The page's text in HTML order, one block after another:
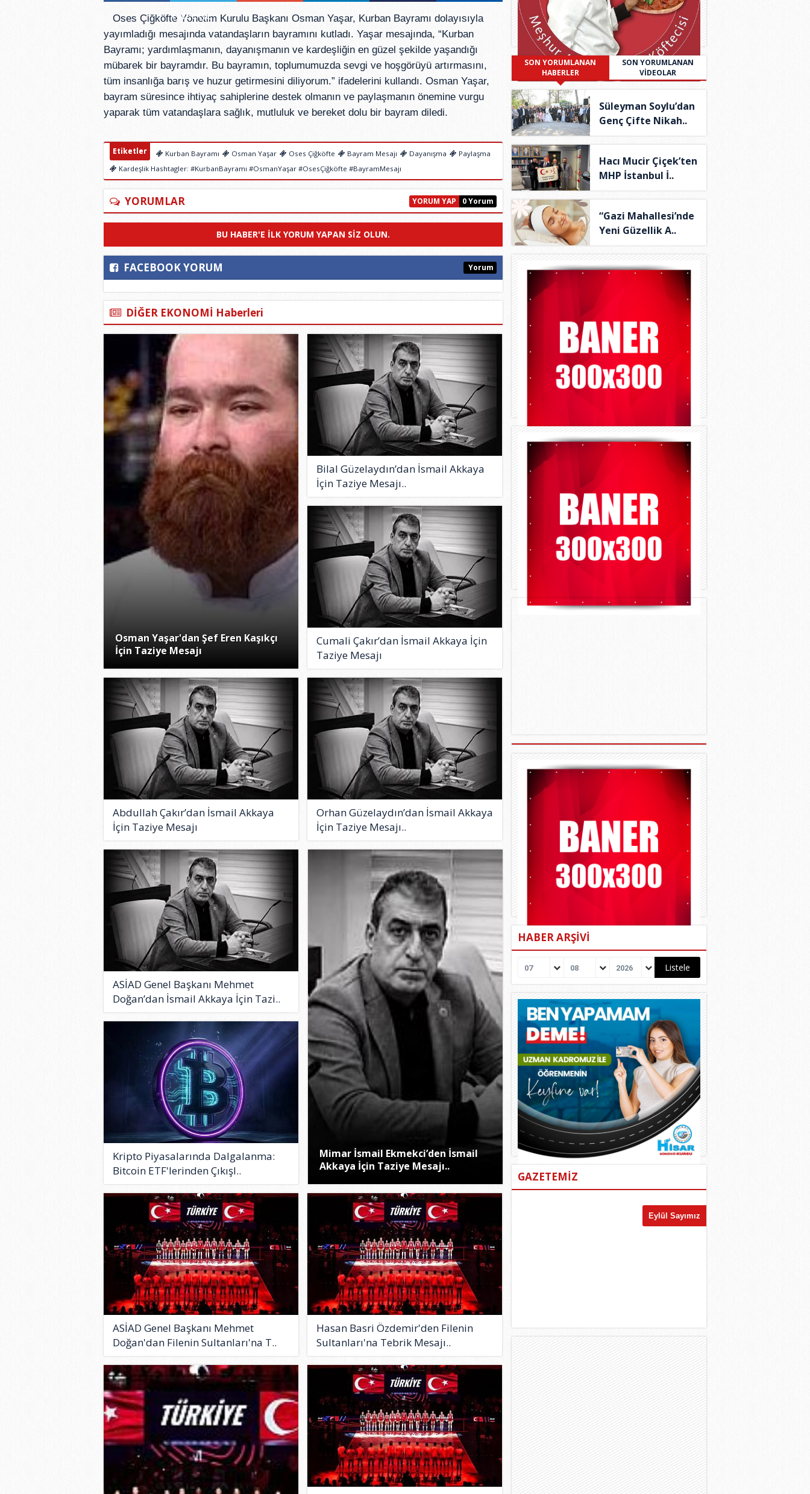
Tweetle
Oses Çiğköfte Yönetim Kurulu Başkanı Osman Yaşar, Kurban Bayramı dolayısıyla
yayımladığı mesajında vatandaşların bayramını kutladı. Yaşar mesajında, “Kurban
Bayramı; yardımlaşmanın, dayanışmanın ve kardeşliğin en güzel şekilde yaşandığı
mübarek bir bayramdır. Bu bayramın, toplumumuzda sevgi ve hoşgörüyü artırmasını,
tüm insanlığa barış ve huzur getirmesini diliyorum.” ifadelerini kullandı. Osman Yaşar,
bayram süresince ihtiyaç sahiplerine destek olmanın ve paylaşmanın önemine vurgu
yaparak tüm vatandaşlara sağlık, mutluluk ve bereket dolu bir bayram diledi.
Etiketler Kurban Bayramı Osman Yaşar Oses Çiğköfte Bayram Mesajı Dayanışma
Paylaşma
Kardeşlik Hashtagler: #KurbanBayramı #OsmanYaşar #OsesÇiğköfte #BayramMesajı
YORUMLAR 0 Yorum
YORUM YAP
BU HABER'E ILK YORUM YAPAN SIZ OLUN.
FACEBOOK YORUM Yorum
DİĞER EKONOMİ Haberleri
Osman Yaşar'dan Şef Eren Kaşıkçı
İçin Taziye Mesajı
Bilal Güzelaydın’dan İsmail Akkaya
İçin Taziye Mesajı..
Cumali Çakır’dan İsmail Akkaya İçin
Taziye Mesajı
Abdullah Çakır’dan İsmail Akkaya
İçin Taziye Mesajı
Orhan Güzelaydın’dan İsmail Akkaya
İçin Taziye Mesajı..
Mimar İsmail Ekmekci’den İsmail
Akkaya İçin Taziye Mesajı..
ASİAD Genel Başkanı Mehmet
Doğan’dan İsmail Akkaya İçin Tazi..
Kripto Piyasalarında Dalgalanma:
Bitcoin ETF'lerinden Çıkışl..
ASİAD Genel Başkanı Mehmet
Doğan'dan Filenin Sultanları'na T..
Hasan Basri Özdemir'den Filenin
Sultanları'na Tebrik Mesajı..
SON YORUMLANAN
HABERLER
SON YORUMLANAN
VİDEOLAR
Süleyman Soylu’dan
Genç Çifte Nikah..
Hacı Mucir Çiçek’ten
MHP İstanbul İ..
“Gazi Mahallesi’nde
Yeni Güzellik A..
HABER ARŞİVİ
07 08 2026
GAZETEMİZ